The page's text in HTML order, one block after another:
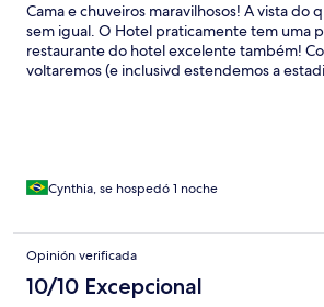
Cama e chuveiros maravilhosos! A vista do
sem igual. O Hotel praticamente tem uma
restaurante do hotel excelente também!
voltaremos (e inclusivd estendemos a
Cynthia, se hospedó 1 noche
Opinión verificada
10/10 Excepcional